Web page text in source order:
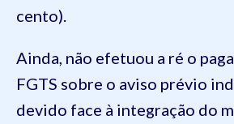
cento).
Ainda, não efetuou a ré o
FGTS sobre o aviso prévio
devido face à integração do